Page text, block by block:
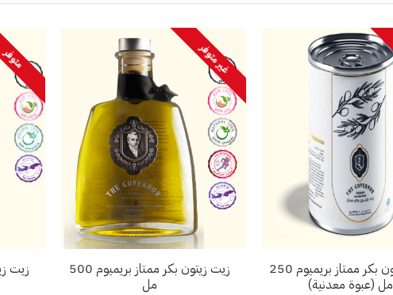
زيت زيتون بكر ممتاز بريميوم 250
مل (عبوة معدنية)
غير متوفر
زيت زيتون بكر ممتاز بريميوم 500
مل
متوفر